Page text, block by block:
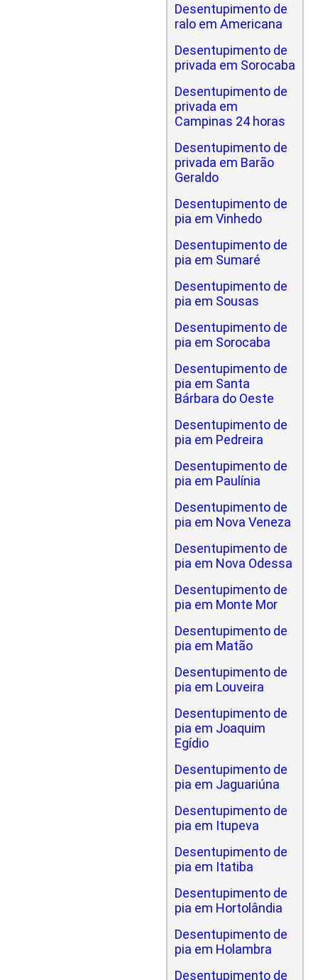
Desentupimento de
ralo em Americana
Desentupimento de
privada em Sorocaba
Desentupimento de
privada em
Campinas 24 horas
Desentupimento de
privada em Barão
Geraldo
Desentupimento de
pia em Vinhedo
Desentupimento de
pia em Sumaré
Desentupimento de
pia em Sousas
Desentupimento de
pia em Sorocaba
Desentupimento de
pia em Santa
Bárbara do Oeste
Desentupimento de
pia em Pedreira
Desentupimento de
pia em Paulínia
Desentupimento de
pia em Nova Veneza
Desentupimento de
pia em Nova Odessa
Desentupimento de
pia em Monte Mor
Desentupimento de
pia em Matão
Desentupimento de
pia em Louveira
Desentupimento de
pia em Joaquim
Egídio
Desentupimento de
pia em Jaguariúna
Desentupimento de
pia em Itupeva
Desentupimento de
pia em Itatiba
Desentupimento de
pia em Hortolândia
Desentupimento de
pia em Holambra
Desentupimento de